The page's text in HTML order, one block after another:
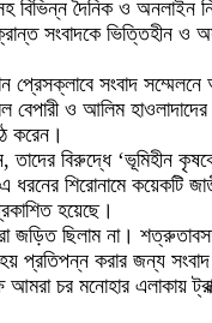
বিভিন্ন দৈনিক ও অনলাইন
সংবাদকে ভিত্তিহীন ও
প্রেসক্লাবে সংবাদ
বেপারী ও আলিম
করেন।
তাদের বিরুদ্ধে ‘ভূমিহীন
শিরোনামে কয়েকটি
হয়েছে।
জড়িত ছিলাম না।
প্রতিপন্ন করার জন্য সংবাদ
চর মনোহার এলাকায়